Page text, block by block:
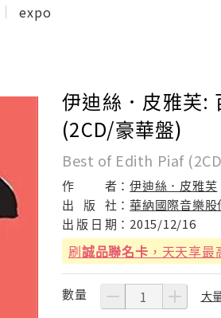
expo
伊迪絲．皮雅芙:
(2CD/豪華盤)
Best of Edith Piaf
作 者：伊迪絲．皮雅芙
出
版 社：華納國際音樂股
出 版 日 期： 2015/12/16
刷誠品聯名卡 ，天天享
數量 大